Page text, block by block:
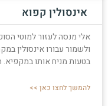
אינסולין קפוא
אלי מנסה לעזור למוטי
ולשמור עבורו אינסולין
בטעות מניח אותו
להמשך לחצו כאן >>